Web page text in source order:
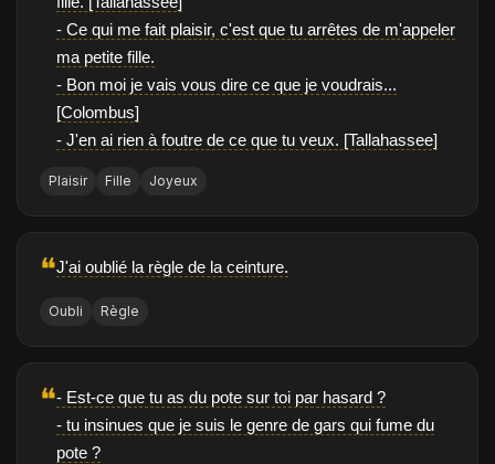
- Ce qui me fait plaisir, c'est que tu arrêtes de m'appeler
ma petite fille.
- Bon moi je vais vous dire ce que je voudrais...
[Colombus]
- J'en ai rien à foutre de ce que tu veux. [Tallahassee]
Plaisir Fille Joyeux
❝J'ai oublié la règle de la ceinture.
Oubli Règle
❝- Est-ce que tu as du pote sur toi par hasard ?
- tu insinues que je suis le genre de gars qui fume du
pote ?